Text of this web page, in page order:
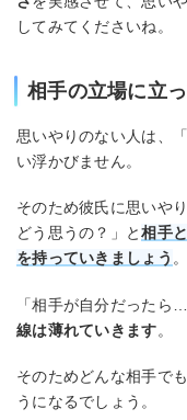
してみてくださいね。
相手の立場に立
思いやりのない人は、
い浮かびません。
そのため彼氏に思いや
どう思うの？」と相手
を持っていきましょう 。
「相手が自分だったら
線は薄れていきます。
そのためどんな相手で
うになるでしょう。